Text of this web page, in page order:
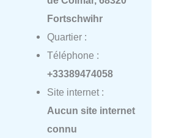
Fortschwihr
Quartier :
Téléphone :
+33389474058
Site internet :
Aucun site internet
connu